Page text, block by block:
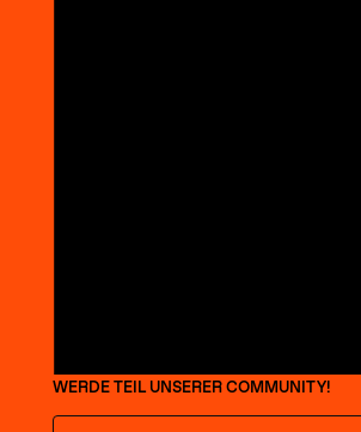
WERDE TEIL UNSERER COMMUNITY!